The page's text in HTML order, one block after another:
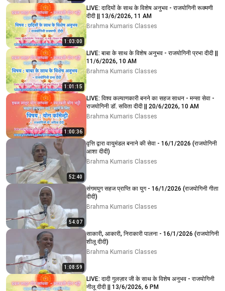
1:03:00
LIVE: दादियों के साथ के विशेष अनुभव - राजयोगिनी रूक्मणी
दीदी || 13/6/2026, 11 AM
Brahma Kumaris Classes
1:01:15
LIVE: बाबा के साथ के विशेष अनुभव - राजयोगिनी प्रभा दीदी ||
11/6/2026, 10 AM
Brahma Kumaris Classes
1:00:36
LIVE: विश्व कल्याणकारी बनने का सहज साधन - मन्सा सेवा -
राजयोगिनी डॉ. सविता दीदी || 20/6/2026, 10 AM
Brahma Kumaris Classes
52:40
वृत्ति द्वारा वायुमंडल बनाने की सेवा - 16/1/2026 (राजयोगिनी
आशा दीदी)
Brahma Kumaris Classes
54:07
संगमयुग सहज प्राप्ति का युग - 16/1/2026 (राजयोगिनी गीता
दीदी)
Brahma Kumaris Classes
1:08:59
साकारी, आकारी, निराकारी पालना - 16/1/2026 (राजयोगिनी
शीलू दीदी)
Brahma Kumaris Classes
LIVE: दादी गुलज़ार जी के साथ के विशेष अनुभव - राजयोगिनी
नीलू दीदी || 13/6/2026, 6 PM